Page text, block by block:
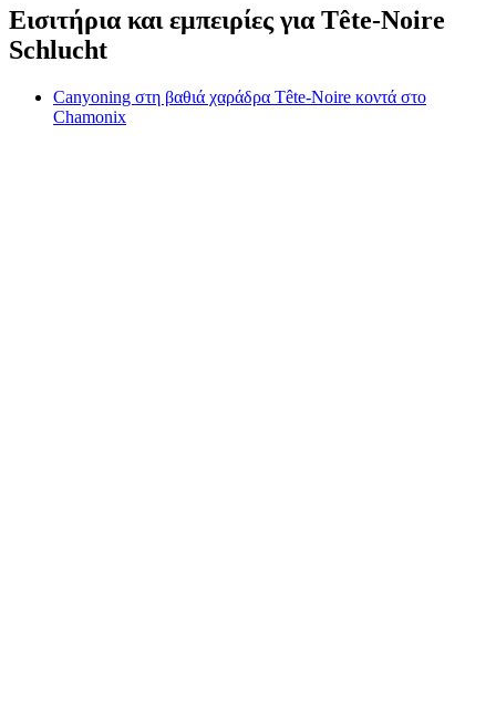
Εισιτήρια και εμπειρίες για Tête-Noire
Schlucht
Canyoning στη βαθιά χαράδρα Tête-Noire κοντά στο
Chamonix